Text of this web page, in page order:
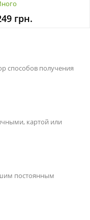
грн.
способов получения
картой или
постоянным